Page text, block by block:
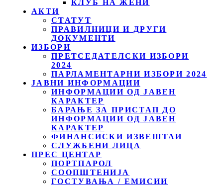
КЛУБ НА ЖЕНИ
АКТИ
СТАТУТ
ПРАВИЛНИЦИ И ДРУГИ
ДОКУМЕНТИ
ИЗБОРИ
ПРЕТСЕДАТЕЛСКИ ИЗБОРИ
2024
ПАРЛАМЕНТАРНИ ИЗБОРИ 2024
ЈАВНИ ИНФОРМАЦИИ
ИНФОРМАЦИИ ОД ЈАВЕН
КАРАКТЕР
БАРАЊЕ ЗА ПРИСТАП ДО
ИНФОРМАЦИИ ОД ЈАВЕН
КАРАКТЕР
ФИНАНСИСКИ ИЗВЕШТАИ
СЛУЖБЕНИ ЛИЦА
ПРЕС ЦЕНТАР
ПОРТПАРОЛ
СООПШТЕНИЈА
ГОСТУВАЊА / ЕМИСИИ